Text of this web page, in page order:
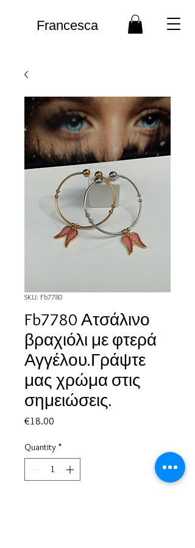
Francesca
SKU: Fb7780
Fb7780 Ατσάλινο
βραχιόλι με φτερά
Αγγέλου.Γράψτε
μας χρώμα στις
σημειώσεις.
€18.00
Quantity *